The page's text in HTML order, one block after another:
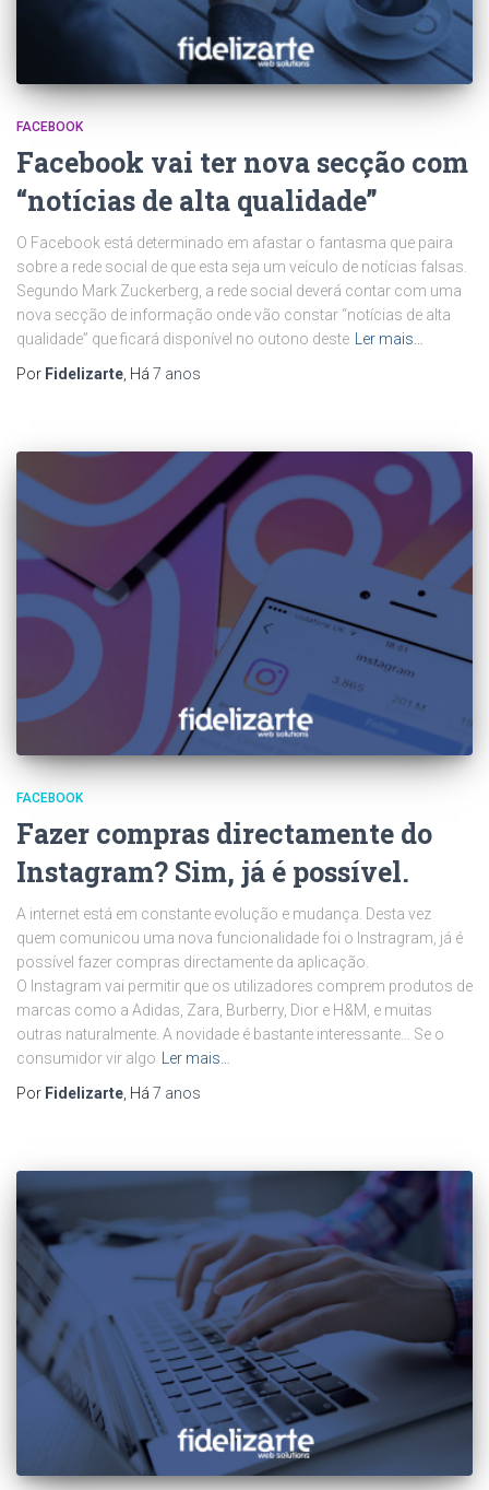
FACEBOOK
Facebook vai ter nova secção com
“notícias de alta qualidade”
O Facebook está determinado em afastar o fantasma que paira
sobre a rede social de que esta seja um veículo de notícias falsas.
Segundo Mark Zuckerberg, a rede social deverá contar com uma
nova secção de informação onde vão constar “notícias de alta
qualidade” que ficará disponível no outono deste
Ler mais…
Por Fidelizarte , Há 7 anos
FACEBOOK
Fazer compras directamente do
Instagram? Sim, já é possível.
A internet está em constante evolução e mudança. Desta vez
quem comunicou uma nova funcionalidade foi o Instragram, já é
possível fazer compras directamente da aplicação.
O Instagram vai permitir que os utilizadores comprem produtos de
marcas como a Adidas, Zara, Burberry, Dior e H&M, e muitas
outras naturalmente. A novidade é bastante interessante… Se o
consumidor vir algo Ler mais…
Por Fidelizarte, Há 7 anos